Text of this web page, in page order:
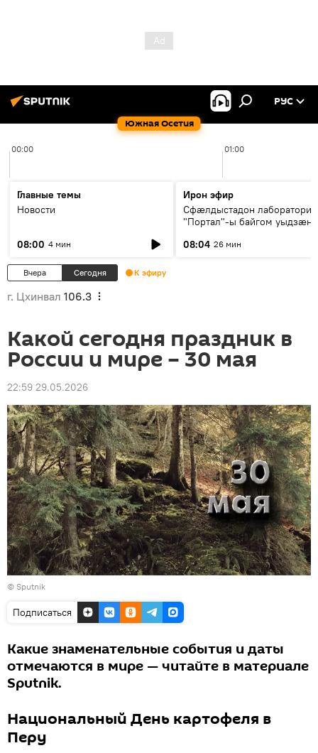
Южная Осетия
РУС
00:00 01:00
Главные темы
Новости
08:00 4 мин
Ирон эфир
Сфæлдыстадон лаборатори
"Портал"-ы байгом уыдзæн
Æхсары куыстыты равдыст
08:04 26 мин
Вчера Сегодня К эфиру
г. Цхинвал 106.3
Какой сегодня праздник в
России и мире – 30 мая
22:59 29.05.2026
© Sputnik
Подписаться
Какие знаменательные события и даты
отмечаются в мире — читайте в материале
Sputnik.
Национальный День картофеля в
Перу